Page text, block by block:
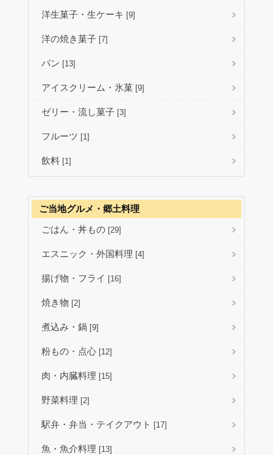
洋生菓子・生ケーキ [9]
洋の焼き菓子 [7]
パン [13]
アイスクリーム・氷菓 [9]
ゼリー・流し菓子 [3]
フルーツ [1]
飲料 [1]
ご当地グルメ・郷土料理
ごはん・丼もの [29]
エスニック・外国料理 [4]
揚げ物・フライ [16]
焼き物 [2]
煮込み・鍋 [9]
粉もの・点心 [12]
肉・内臓料理 [15]
野菜料理 [2]
駅弁・弁当・テイクアウト [17]
魚・魚介料理 [13]